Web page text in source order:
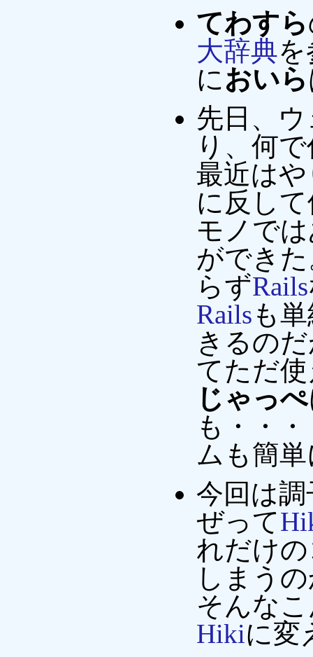
てわすら
大辞典
においら
先日、
り、何
最近は
に反し
モノで
ができ
らずRails
Railsも
きるの
てただ
じゃっぺ
も・・
ムも簡
今回は
ぜって
れだけ
しまう
そんな
Hikiに変